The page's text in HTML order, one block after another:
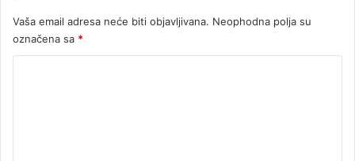
r
a
m
Vaša email adresa neće biti objavljivana. Neophodna polja su
označena sa *